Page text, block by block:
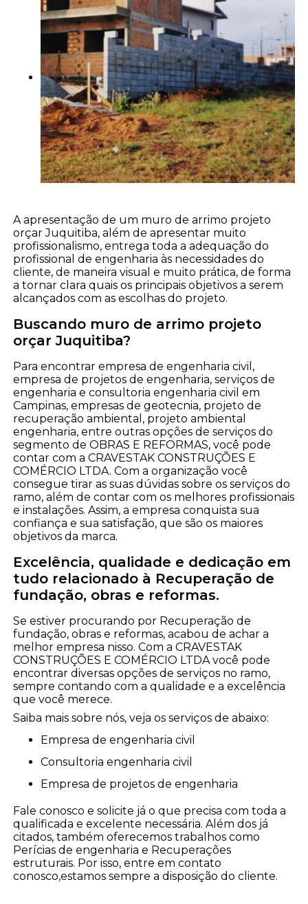
A apresentação de um muro de arrimo projeto
orçar Juquitiba, além de apresentar muito
profissionalismo, entrega toda a adequação do
profissional de engenharia às necessidades do
cliente, de maneira visual e muito prática, de forma
a tornar clara quais os principais objetivos a serem
alcançados com as escolhas do projeto.
Buscando muro de arrimo projeto
orçar Juquitiba?
Para encontrar empresa de engenharia civil,
empresa de projetos de engenharia, serviços de
engenharia e consultoria engenharia civil em
Campinas, empresas de geotecnia, projeto de
recuperação ambiental, projeto ambiental
engenharia, entre outras opções de serviços do
segmento de OBRAS E REFORMAS, você pode
contar com a CRAVESTAK CONSTRUÇÕES E
COMÉRCIO LTDA. Com a organização você
consegue tirar as suas dúvidas sobre os serviços do
ramo, além de contar com os melhores profissionais
e instalações. Assim, a empresa conquista sua
confiança e sua satisfação, que são os maiores
objetivos da marca.
Excelência, qualidade e dedicação em
tudo relacionado à Recuperação de
fundação, obras e reformas.
Se estiver procurando por Recuperação de
fundação, obras e reformas, acabou de achar a
melhor empresa nisso. Com a CRAVESTAK
CONSTRUÇÕES E COMÉRCIO LTDA você pode
encontrar diversas opções de serviços no ramo,
sempre contando com a qualidade e a excelência
que você merece.
Saiba mais sobre nós, veja os serviços de abaixo:
empresa de engenharia civil
consultoria engenharia civil
empresa de projetos de engenharia
Fale conosco e solicite já o que precisa com toda a
qualificada e excelente necessária. Além dos já
citados, também oferecemos trabalhos como
Perícias de engenharia e Recuperações
estruturais. Por isso, entre em contato
conosco,estamos sempre a disposição do cliente.